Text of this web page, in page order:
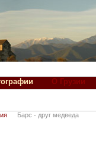
О Грузии
Барс - друг медведа